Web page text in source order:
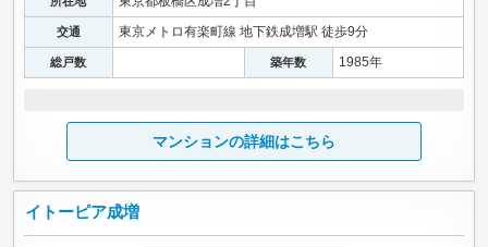
交通 東京メトロ有楽町線 地下鉄成増駅 徒歩9分
総戸数 築年数 1985年
マンションの詳細はこちら
イトーピア成増